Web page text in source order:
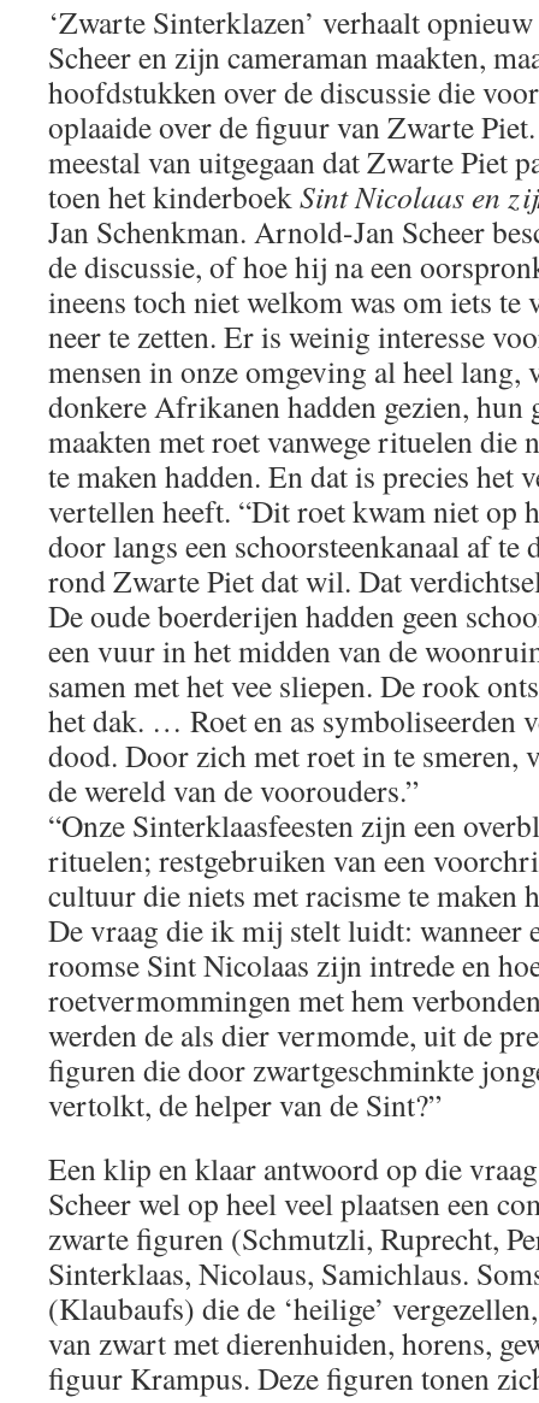
‘Zwarte Sinterklazen’ verhaalt
Scheer en zijn cameraman maakten,
hoofdstukken over de discussie die
oplaaide over de figuur van Zwarte
meestal van uitgegaan dat Zwarte Piet
toen het kinderboekSint Nicolaas en
Jan Schenkman. Arnold-Jan Scheer
de discussie, of hoe hij na een
ineens toch niet welkom was om iets
neer te zetten. Er is weinig interesse
mensen in onze omgeving al heel lang,
donkere Afrikanen hadden gezien, hun
maakten met roet vanwege rituelen die
te maken hadden. En dat is precies het
vertellen heeft. “Dit roet kwam niet op
door langs een schoorsteenkanaal af te
rond Zwarte Piet dat wil. Dat
De oude boerderijen hadden geen
een vuur in het midden van de
samen met het vee sliepen. De rook
het dak. … Roet en as symboliseerden
dood. Door zich met roet in te smeren,
de wereld van de voorouders.”
“Onze Sinterklaasfeesten zijn een
rituelen; restgebruiken van een
cultuur die niets met racisme te maken
De vraag die ik mij stelt luidt: wanneer
roomse Sint Nicolaas zijn intrede en
roetvermommingen met hem
werden de als dier vermomde, uit de
figuren die door zwartgeschminkte
vertolkt, de helper van de Sint?”
Een klip en klaar antwoord op die
Scheer wel op heel veel plaatsen een
zwarte figuren (Schmutzli, Ruprecht,
Sinterklaas, Nicolaus, Samichlaus.
(Klaubaufs) die de ‘heilige’
van zwart met dierenhuiden, horens,
figuur Krampus. Deze figuren tonen